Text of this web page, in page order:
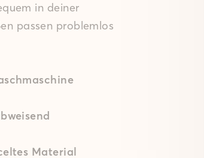
in deiner
passen problemlos
Material